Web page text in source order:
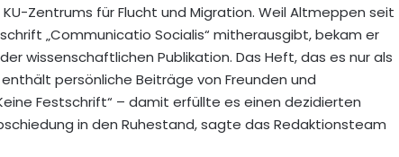
Zentrums für Flucht und Migration. Weil Altmeppen seit
„Communicatio Socialis“ mitherausgibt, bekam er
wissenschaftlichen Publikation. Das Heft, das es nur als
persönliche Beiträge von Freunden und
Festschrift“ – damit erfüllte es einen dezidierten
in den Ruhestand, sagte das Redaktionsteam